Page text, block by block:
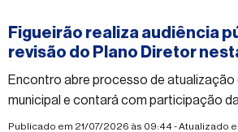
Figueirão realiza audiência
revisão do Plano Diretor
Encontro abre processo de atualização
municipal e contará com participação
Publicado em 21/07/2026 às 09:44 - Atualizado